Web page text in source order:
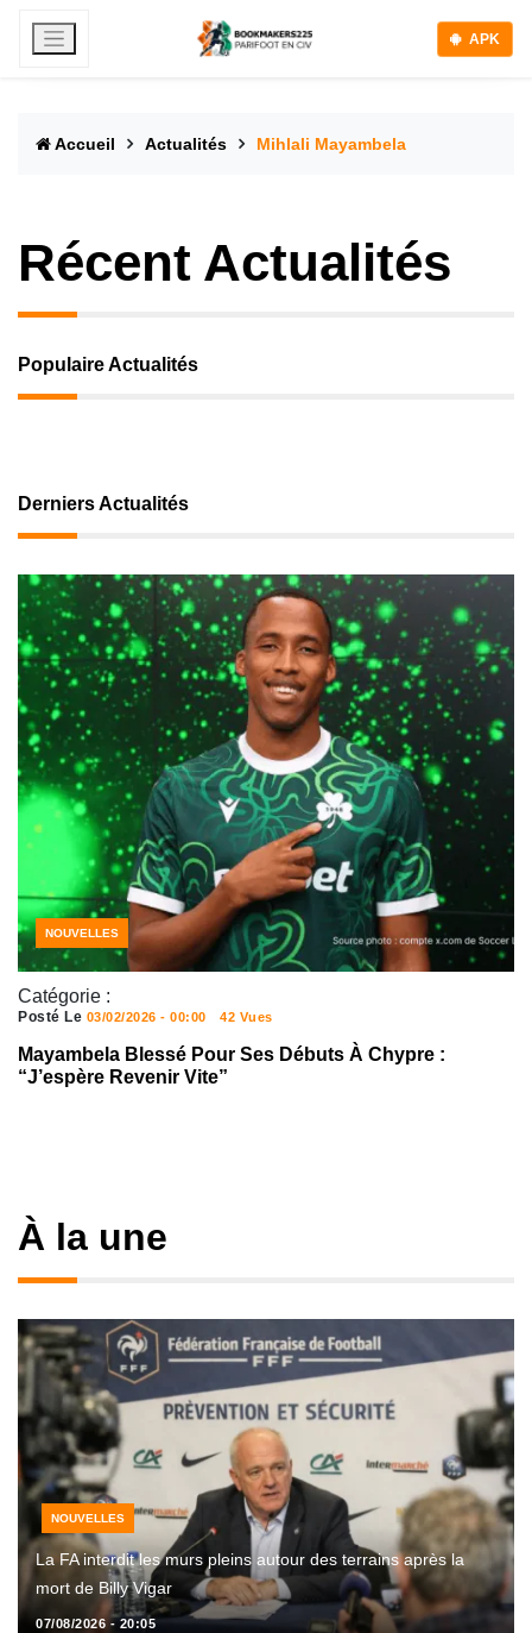
APK
Accueil Actualités Mihlali Mayambela
Récent Actualités
Populaire Actualités
Derniers Actualités
Catégorie :
NOUVELLES
Posté Le 03/02/2026 - 00:00 42 Vues
Mayambela Blessé Pour Ses Débuts À Chypre :
“J’espère Revenir Vite”
À la une
NOUVELLES
La FA interdit les murs pleins autour des terrains après la
mort de Billy Vigar
07/08/2026 - 20:05